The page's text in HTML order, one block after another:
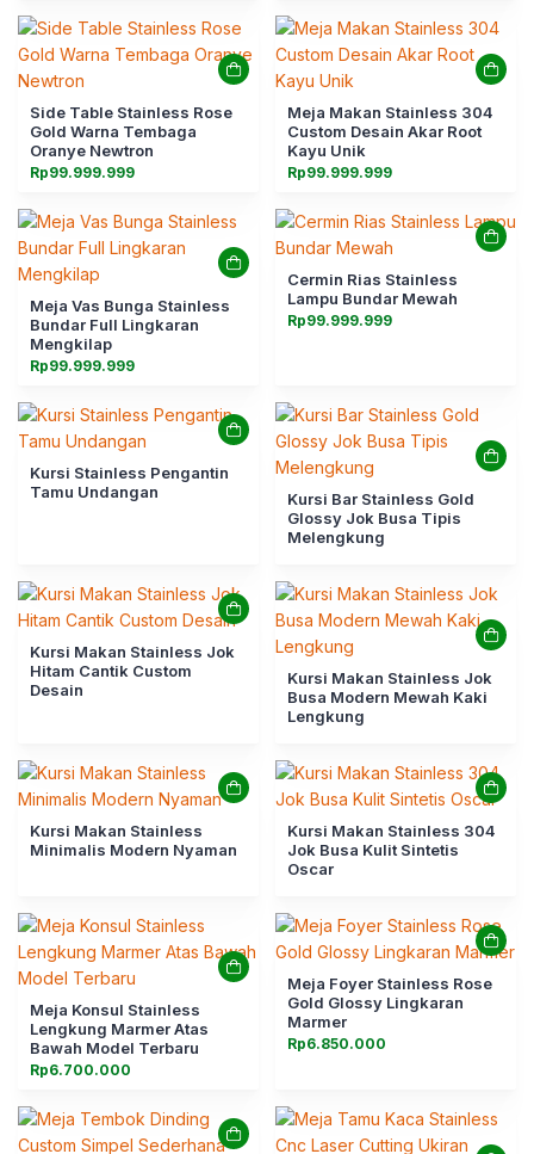
Side Table Stainless Rose
Gold Warna Tembaga
Oranye Newtron
Rp99.999.999
Meja Makan Stainless 304
Custom Desain Akar Root
Kayu Unik
Rp99.999.999
Meja Vas Bunga Stainless
Bundar Full Lingkaran
Mengkilap
Rp99.999.999
Cermin Rias Stainless
Lampu Bundar Mewah
Rp99.999.999
Kursi Stainless Pengantin
Tamu Undangan
Kursi Bar Stainless Gold
Glossy Jok Busa Tipis
Melengkung
Kursi Makan Stainless Jok
Hitam Cantik Custom
Desain
Kursi Makan Stainless Jok
Busa Modern Mewah Kaki
Lengkung
Kursi Makan Stainless
Minimalis Modern Nyaman
Kursi Makan Stainless 304
Jok Busa Kulit Sintetis
Oscar
Meja Konsul Stainless
Lengkung Marmer Atas
Bawah Model Terbaru
Rp6.700.000
Meja Foyer Stainless Rose
Gold Glossy Lingkaran
Marmer
Rp6.850.000